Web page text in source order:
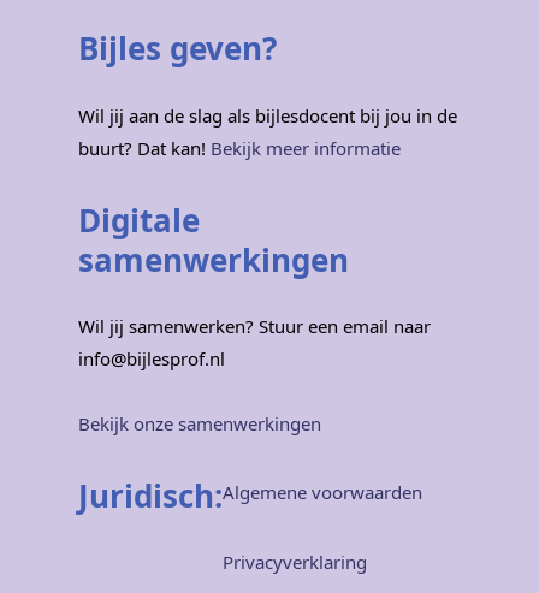
Bijles geven?
Wil jij aan de slag als bijlesdocent bij jou in de
buurt? Dat kan! Bekijk meer informatie
Digitale
samenwerkingen
Wil jij samenwerken? Stuur een email naar
info@bijlesprof.nl
Bekijk onze samenwerkingen
Juridisch:Algemene voorwaarden
Privacyverklaring